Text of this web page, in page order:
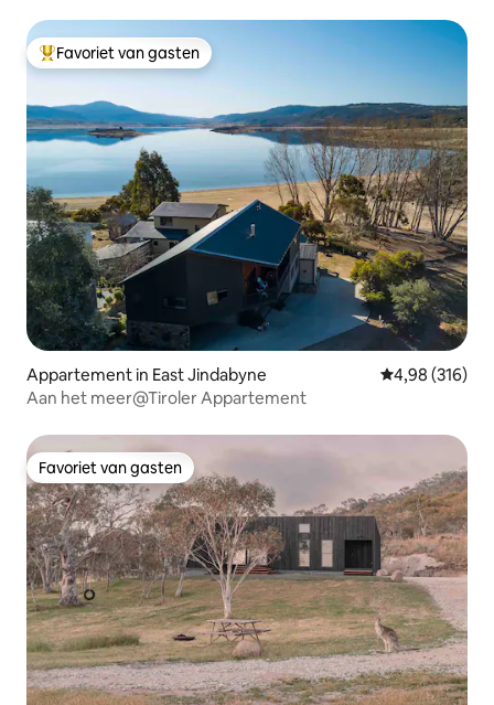
Topfavoriet van gasten
Favoriet van gasten
Appartement in East Jindabyne Gemiddelde
4,98 (316)
Aan het meer@Tiroler Appartement
Favoriet van gasten
Favoriet van gasten